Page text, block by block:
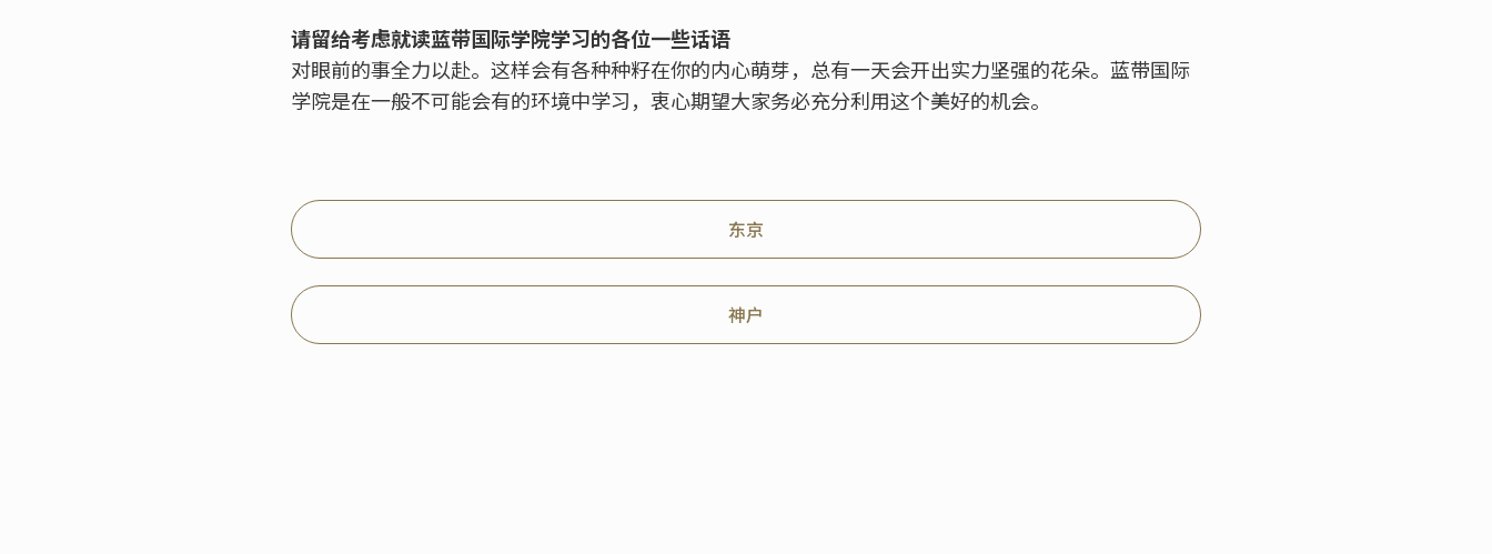
请留给考虑就读蓝带国际学院学习的各位一些话语
对眼前的事全力以赴。这样会有各种种籽在你的内心萌芽，总有一天会开出实力坚强的花朵。蓝带国际
学院是在一般不可能会有的环境中学习，衷心期望大家务必充分利用这个美好的机会。
东京
神户